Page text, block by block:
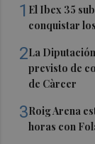
1 El Ibex 35
conquistar
2La
previsto de
de Càrcer
3Roig Arena
horas con